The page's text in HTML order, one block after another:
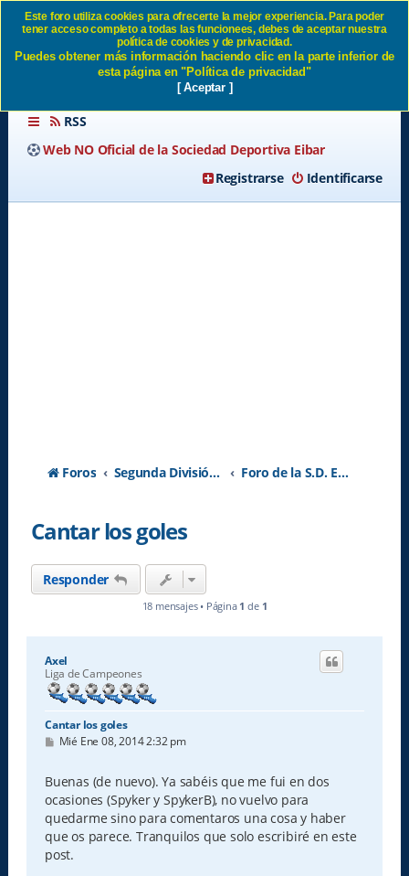
Cantar los goles SD Eibar
RSS
Web NO Oficial de la Sociedad Deportiva Eibar
Identificarse
Registrarse
Foros Segunda División A - Temporada 2026-2027 Foro de la S.D. Eibar
Cantar los goles
Responder
18 mensajes • Página 1 de 1
Axel
Liga de Campeones
Cantar los goles
M
s
a
j
e
Mié Ene 08, 2014 2:32 pm
Buenas (de nuevo). Ya sabéis que me fui en dos
ocasiones (Spyker y SpykerB), no vuelvo para
quedarme sino para comentaros una cosa y haber
que os parece. Tranquilos que solo escribiré en este
post.
Este foro utiliza cookies para ofrecerte la mejor experiencia. Para poder
tener acceso completo a todas las funcionees, debes de aceptar nuestra
política de cookies y de privacidad.
Puedes obtener más información haciendo clic en la parte inferior de
esta página en "Política de privacidad"
[ Aceptar ]